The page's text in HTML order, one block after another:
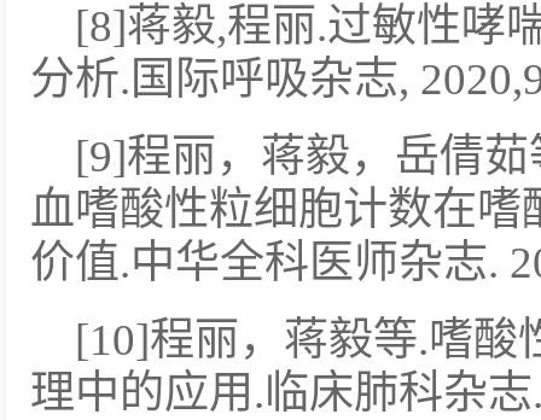
[8]蒋毅,程丽.过敏性哮
分析.国际呼吸杂志,
[9]程丽，蒋毅，岳倩茹
血嗜酸性粒细胞计数在
价值.中华全科医师杂志.
[10]程丽，蒋毅等.嗜酸
理中的应用.临床肺科杂志